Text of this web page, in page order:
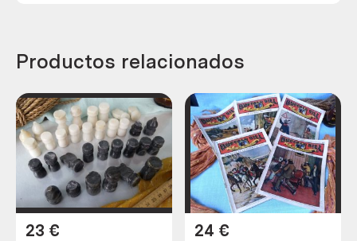
Productos relacionados
23 € 24 €